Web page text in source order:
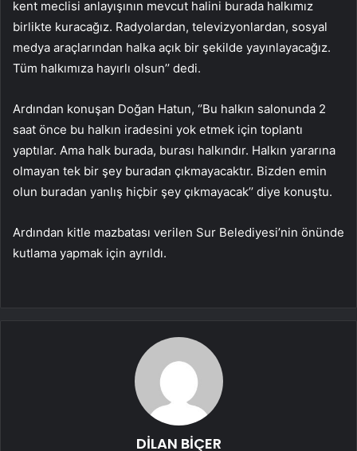
kent meclisi anlayışının mevcut halini burada halkımız
birlikte kuracağız. Radyolardan, televizyonlardan, sosyal
medya araçlarından halka açık bir şekilde yayınlayacağız.
Tüm halkımıza hayırlı olsun’’ dedi.
Ardından konuşan Doğan Hatun, ‘’Bu halkın salonunda 2
saat önce bu halkın iradesini yok etmek için toplantı
yaptılar. Ama halk burada, burası halkındır. Halkın yararına
olmayan tek bir şey buradan çıkmayacaktır. Bizden emin
olun buradan yanlış hiçbir şey çıkmayacak’’ diye konuştu.
Ardından kitle mazbatası verilen Sur Belediyesi’nin önünde
kutlama yapmak için ayrıldı.
DİLAN BİÇER